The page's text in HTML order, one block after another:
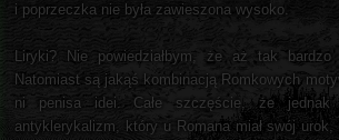
i poprzeczka nie była zawieszona wysoko.
Liryki? Nie powiedziałbym, że aż tak
Natomiast są jakąś kombinacją Romkowych
ni penisa idei. Całe szczęście, że
antyklerykalizm, który u Romana miał swój